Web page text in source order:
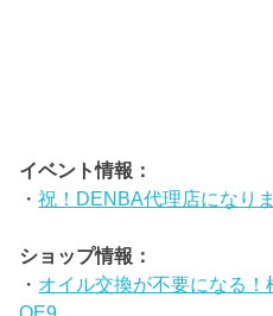
イベント情報：
・祝！DENBA代理店になり
ショップ情報：
・ オイル交換が不要になる！